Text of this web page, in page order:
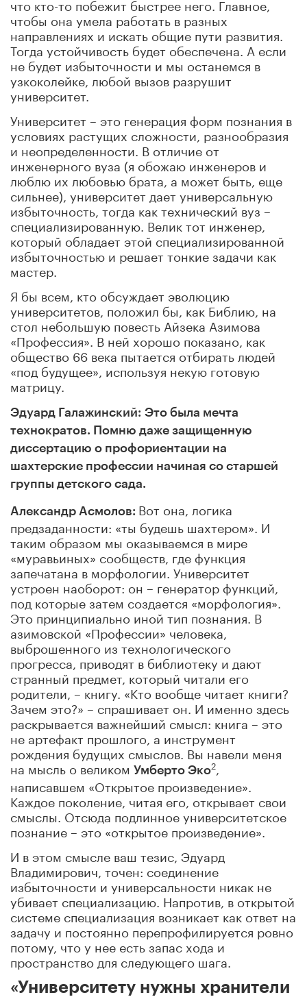
чтобы она умела работать в разных
направлениях и искать общие пути развития.
Тогда устойчивость будет обеспечена. А если
не будет избыточности и мы останемся в
узкоколейке, любой вызов разрушит
университет.
Университет – это генерация форм познания в
условиях растущих сложности, разнообразия
и неопределенности. В отличие от
инженерного вуза (я обожаю инженеров и
люблю их любовью брата, а может быть, еще
сильнее), университет дает универсальную
избыточность, тогда как технический вуз –
специализированную. Велик тот инженер,
который обладает этой специализированной
избыточностью и решает тонкие задачи как
мастер.
Я бы всем, кто обсуждает эволюцию
университетов, положил бы, как Библию, на
стол небольшую повесть Айзека Азимова
«Профессия». В ней хорошо показано, как
общество 66 века пытается отбирать людей
«под будущее», используя некую готовую
матрицу.
Эдуард Галажинский: Это была мечта
технократов. Помню даже защищенную
диссертацию о профориентации на
шахтерские профессии начиная со старшей
группы детского сада.
Александр Асмолов: Вот она, логика
предзаданности: «ты будешь шахтером». И
таким образом мы оказываемся в мире
«муравьиных» сообществ, где функция
запечатана в морфологии. Университет
устроен наоборот: он – генератор функций,
под которые затем создается «морфология».
Это принципиально иной тип познания. В
азимовской «Профессии» человека,
выброшенного из технологического
прогресса, приводят в библиотеку и дают
странный предмет, который читали его
родители, – книгу. «Кто вообще читает книги?
Зачем это?» – спрашивает он. И именно здесь
раскрывается важнейший смысл: книга – это
не артефакт прошлого, а инструмент
рождения будущих смыслов. Вы навели меня
на мысль о великом Умберто Эко2
написавшем «Открытое произведение».
Каждое поколение, читая его, открывает свои
смыслы. Отсюда подлинное университетское
познание – это «открытое произведение».
И в этом смысле ваш тезис, Эдуард
Владимирович, точен: соединение
избыточности и универсальности никак не
убивает специализацию. Напротив, в открытой
системе специализация возникает как ответ на
задачу и постоянно перепрофилируется ровно
потому, что у нее есть запас хода и
пространство для следующего шага.
«Университету нужны хранители